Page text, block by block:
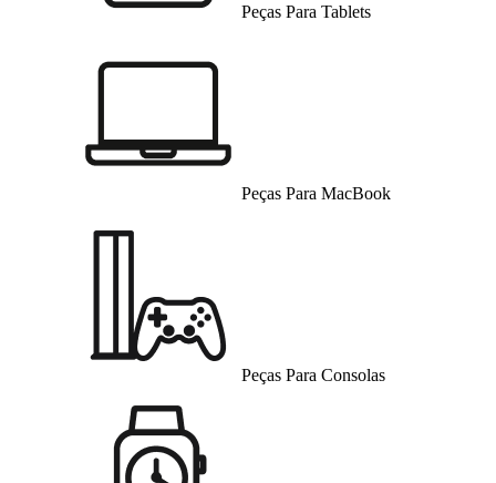
Peças Para Tablets
Peças Para MacBook
Peças Para Consolas